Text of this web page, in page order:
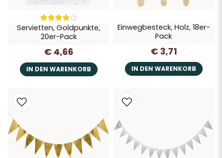
Servietten, Goldpunkte,
20er-Pack
€ 4,66
IN DEN WARENKORB
Einwegbesteck, Holz, 18er-
Pack
€ 3,71
IN DEN WARENKORB